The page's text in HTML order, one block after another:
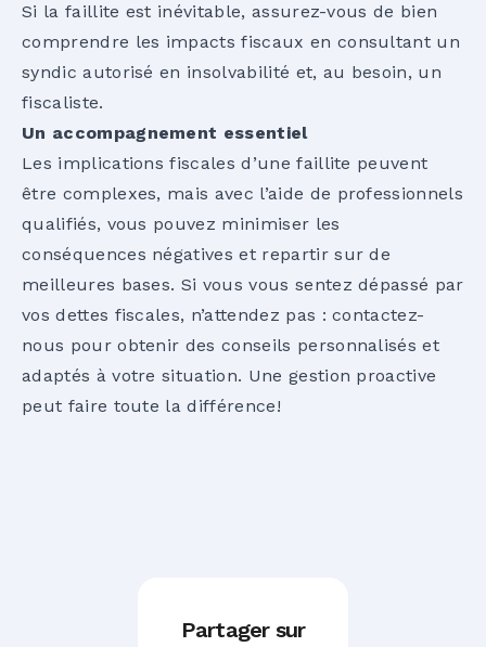
Si la faillite est inévitable, assurez-vous de bien
comprendre les impacts fiscaux en consultant un
syndic autorisé en insolvabilité et, au besoin, un
fiscaliste.
Un accompagnement essentiel
Les implications fiscales d’une faillite peuvent
être complexes, mais avec l’aide de professionnels
qualifiés, vous pouvez minimiser les
conséquences négatives et repartir sur de
meilleures bases. Si vous vous sentez dépassé par
vos dettes fiscales, n’attendez pas : contactez-
nous pour obtenir des conseils personnalisés et
adaptés à votre situation. Une gestion proactive
peut faire toute la différence!
Partager sur